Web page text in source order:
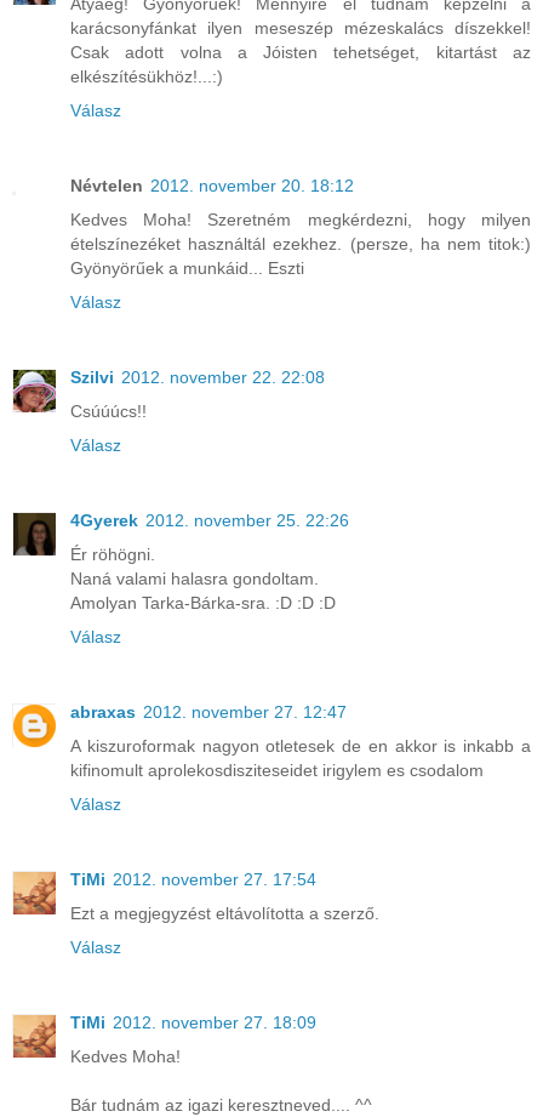
karácsonyfánkat ilyen meseszép mézeskalács díszekkel!
Csak adott volna a Jóisten tehetséget, kitartást az
elkészítésükhöz!...:)
Válasz
Névtelen 2012. november 20. 18:12
Kedves Moha! Szeretném megkérdezni, hogy milyen
ételszínezéket használtál ezekhez. (persze, ha nem titok:)
Gyönyörűek a munkáid... Eszti
Válasz
Szilvi 2012. november 22. 22:08
Csúúúcs!!
Válasz
4Gyerek 2012. november 25. 22:26
Ér röhögni.
Naná valami halasra gondoltam.
Amolyan Tarka-Bárka-sra. :D :D :D
Válasz
abraxas 2012. november 27. 12:47
A kiszuroformak nagyon otletesek de en akkor is inkabb a
kifinomult aprolekosdisziteseidet irigylem es csodalom
Válasz
TiMi 2012. november 27. 17:54
Ezt a megjegyzést eltávolította a szerző.
Válasz
TiMi 2012. november 27. 18:09
Kedves Moha!
Bár tudnám az igazi keresztneved.... ^^